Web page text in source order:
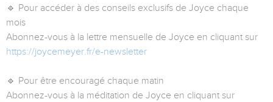
🔹 Pour accéder à des conseils exclusifs de Joyce chaque
mois
Abonnez-vous à la lettre mensuelle de Joyce en cliquant sur
https://joycemeyer.fr/e-newsletter
🔹 Pour être encouragé chaque matin
Abonnez-vous à la méditation de Joyce en cliquant sur